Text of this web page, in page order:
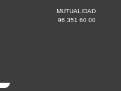
MUTUALIDAD
96 351 60 00